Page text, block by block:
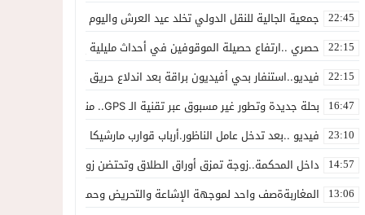
22:45 جمعية الجالية للنقل الدولي تخلد عيد العرش واليوم الوطني للمهاجر
22:15 حصري ..ارتفاع حصيلة الموقوفين في أحداث مليلية إلى 82 شخصًا وتحقيقات تقود إلى متابعات جنائية ثقيلة
22:15 فيديو..استنفار بحي أفيديون براقة بعد اندلاع حريق داخل ضيعة فلاحية
16:47 بحلة جديدة وتطور غير مسبوق عبر تقنية الـ GPS.. منصة “مرحباناظور” تعزز مكانتها كوجهة أولى لسكان إقليمي الناظور والدريوش
23:10 فيديو ..بعد تدخل عامل الناظور.أرباب قوارب مارشيكا يعلقون احتجاجهم
14:57 داخل المحكمة..زوجة تمزق أوراق الطلاق وتحتضن زوجها في لحظة
13:06 المغاربةةصف واحد لموجهة الإشاعة والتحريض وحملات التضليل